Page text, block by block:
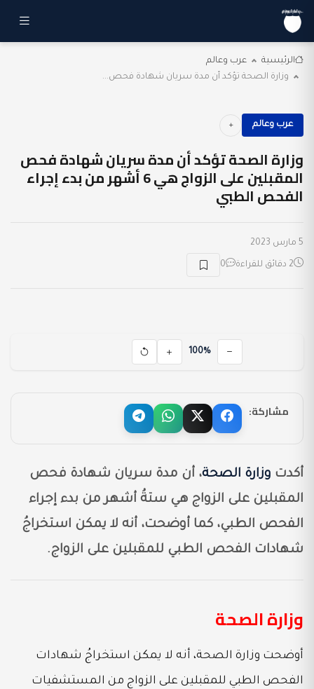
الرئيسية
عرب وعالم
وزارة الصحة تؤكد أن مدة سريان شهادة فحص...
عرب وعالم
وزارة الصحة تؤكد أن مدة سريان شهادة فحص
المقبلين على الزواج هي 6 أشهر من بدء إجراء
الفحص الطبي
5 مارس 2023
2 دقائق للقراءة 0
100%
مشاركة:
أكدت وزارة الصحة، أن مدة سريان شهادة فحص
المقبلين على الزواج هي ستةُ أشهر من بدء إجراء
الفحص الطبي، كما أوضحت، أنه لا يمكن استخراجُ
شهادات الفحص الطبي للمقبلين على الزواج.
وزارة الصحة
أوضحت وزارة الصحة، أنه لا يمكن استخراجُ شهادات
الفحص الطبي للمقبلين على الزواج من المستشفيات